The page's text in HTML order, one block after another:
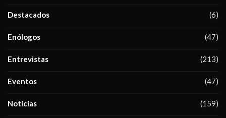
Destacados (6)
Enólogos (47)
Entrevistas (213)
Eventos (47)
Noticias (159)